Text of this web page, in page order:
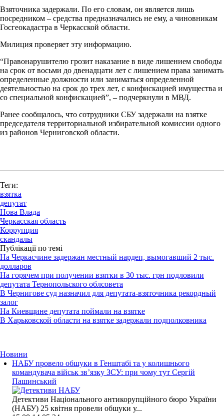
Взяточника задержали. По его словам, он является лишь
посредником – средства предназначались не ему, а чиновникам
Госгеокадастра в Черкасской области.
Милиция проверяет эту информацию.
“Правонарушителю грозит наказание в виде лишением свободы
на срок от восьми до двенадцати лет с лишением права занимать
определенные должности или заниматься определенной
деятельностью на срок до трех лет, с конфискацией имущества и
со специальной конфискацией”, – подчеркнули в МВД.
Ранее сообщалось, что сотрудники СБУ задержали на взятке
председателя территориальной избирательной комиссии одного
из районов Черниговской области.
Теги:
взятка
депутат
Нова Влада
Черкасская область
Коррупция
скандалы
Публікації по темі
На Черкасчине задержан местный нардеп, вымогавший 2 тыс.
долларов
На горячем при получении взятки в 30 тыс. грн подловили
депутата Тернопольского облсовета
В Чернигове суд назначил для депутата-взяточника рекордный
залог
На Киевщине депутата поймали на взятке
В Харьковской области на взятке задержали подполковника
Новини
НАБУ провело обшуки в Генштабі та у колишнього
командувача військ зв’язку ЗСУ: при чому тут Сергій
Пашинський
Детективи Національного антикорупційного бюро України
(НАБУ) 25 квітня провели обшуки у...